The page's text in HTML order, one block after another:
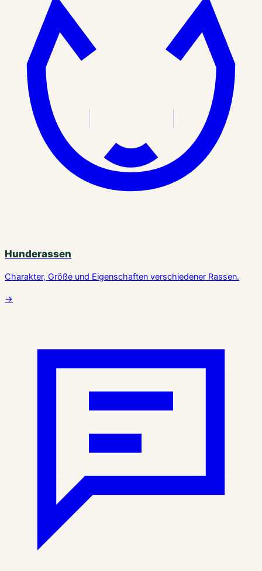
Hunderassen
Charakter, Größe und Eigenschaften verschiedener Rassen.
→